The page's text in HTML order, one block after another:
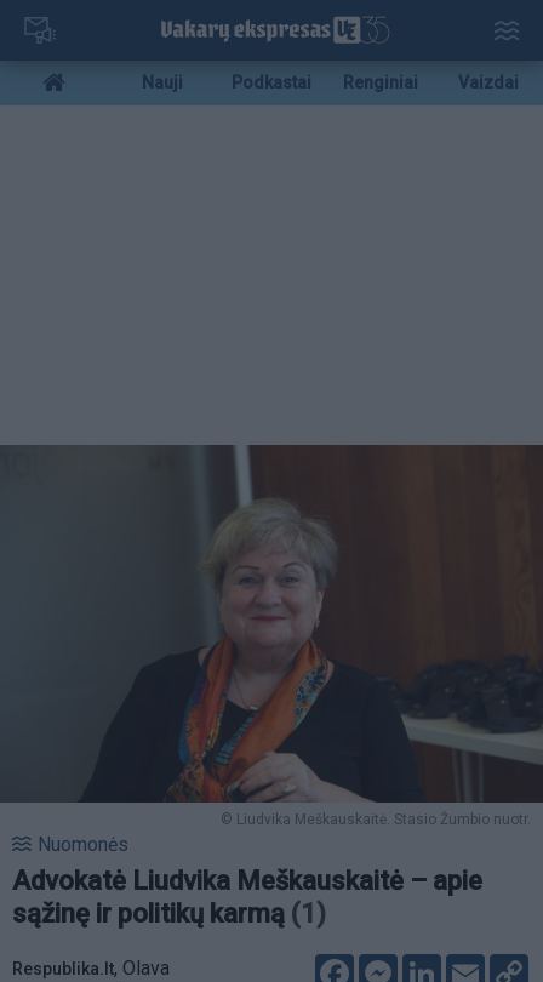
Pereiti
pagrindinį
turinį
Mobile
menu
Nauji Podkastai Renginiai Vaizdai
© Liudvika Meškauskaitė. Stasio Žumbio nuotr.
Nuomonės
Advokatė Liudvika Meškauskaitė – apie
sąžinę ir politikų karmą (1)
Respublika.lt, Olava
FacebookMessenger
LinkedIn
Email